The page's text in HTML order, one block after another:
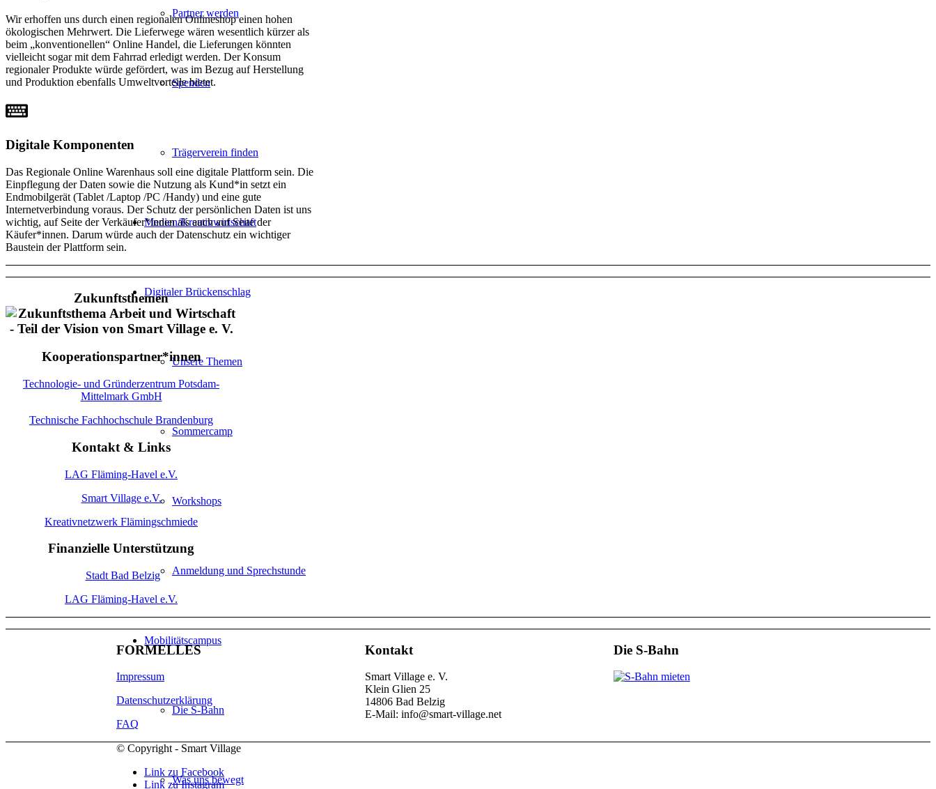
Partner werden
Spenden
Trägerverein finden
Medien/Kreativwirtschaft
Digitaler Brückenschlag
Unsere Themen
Sommercamp
Workshops
Anmeldung und Sprechstunde
Mobilitätscampus
Die S-Bahn
Was uns bewegt
Wir erhoffen uns durch einen regionalen Onlineshop einen hohen
ökologischen Mehrwert. Die Lieferwege wären wesentlich kürzer als
beim „konventionellen“ Online Handel, die Lieferungen könnten
vielleicht sogar mit dem Fahrrad erledigt werden. Der Konsum
regionaler Produkte würde gefördert, was im Bezug auf Herstellung
und Produktion ebenfalls Umweltvorteile bietet.
Digitale Komponenten
Das Regionale Online Warenhaus soll eine digitale Plattform sein. Die
Einpflegung der Daten sowie die Nutzung als Kund*in setzt ein
Endmobilgerät (Tablet /Laptop /PC /Handy) und eine gute
Internetverbindung voraus. Der Schutz der persönlichen Daten ist uns
wichtig, auf Seite der Verkäufer*innen als auch auf Seite der
Käufer*innen. Darum würde auch der Datenschutz ein wichtiger
Baustein der Plattform sein.
Zukunftsthemen
Kooperationspartner*innen
Technologie- und Gründerzentrum Potsdam-
Mittelmark GmbH
Technische Fachhochschule Brandenburg
Kontakt & Links
LAG Fläming-Havel e.V.
Smart Village e.V.
Kreativnetzwerk Flämingschmiede
Finanzielle Unterstützung
Stadt Bad Belzig
LAG Fläming-Havel e.V.
FORMELLES
Impressum
Datenschutzerklärung
FAQ
Kontakt
Smart Village e. V.
Klein Glien 25
14806 Bad Belzig
E-Mail: info@smart-village.net
Die S-Bahn
© Copyright - Smart Village
Link zu Facebook
Link zu Instagram